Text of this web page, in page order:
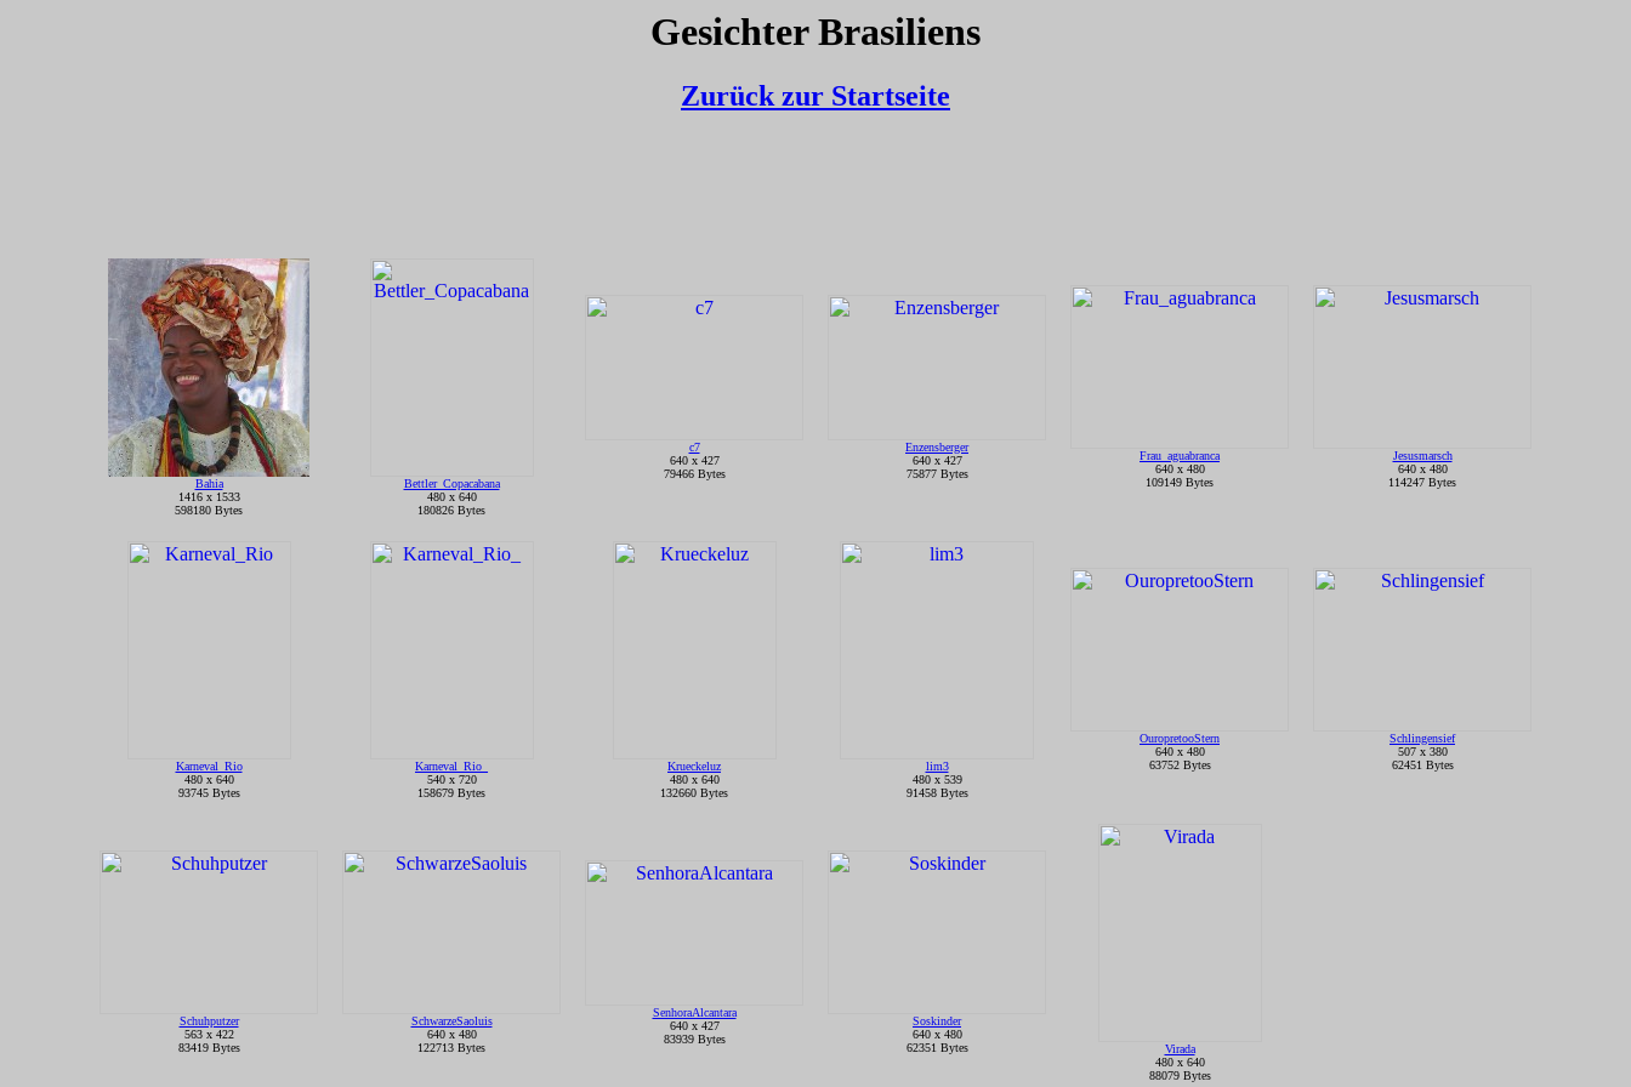
Gesichter Brasiliens
Zurück zur Startseite
Bahia
1416 x 1533
598180 Bytes
Bettler_Copacabana
480 x 640
180826 Bytes
c7
640 x 427
79466 Bytes
Enzensberger
640 x 427
75877 Bytes
Frau_aguabranca
640 x 480
109149 Bytes
Jesusmarsch
640 x 480
114247 Bytes
Karneval_Rio
480 x 640
93745 Bytes
Karneval_Rio_
540 x 720
158679 Bytes
Krueckeluz
480 x 640
132660 Bytes
lim3
480 x 539
91458 Bytes
OuropretooStern
640 x 480
63752 Bytes
Schlingensief
507 x 380
62451 Bytes
Schuhputzer
563 x 422
83419 Bytes
SchwarzeSaoluis
640 x 480
122713 Bytes
SenhoraAlcantara
640 x 427
83939 Bytes
Soskinder
640 x 480
62351 Bytes
Virada
480 x 640
88079 Bytes